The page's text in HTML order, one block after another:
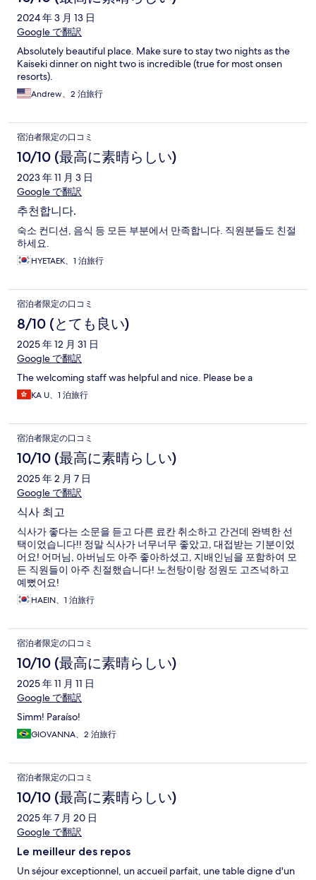
2024 年 3 月 13 日
Google で翻訳
Absolutely beautiful place. Make sure to stay two nights as the
Kaiseki dinner on night two is incredible (true for most onsen
resorts).
Andrew、2 泊旅行
宿泊者限定の口コミ
10/10 (最高に素晴らしい)
2023 年 11 月 3 日
Google で翻訳
추천합니다.
숙소 컨디션, 음식 등 모든 부분에서 만족합니다. 직원분들도 친절
하세요.
HYETAEK、1 泊旅行
宿泊者限定の口コミ
8/10 (とても良い)
2025 年 12 月 31 日
Google で翻訳
The welcoming staff was helpful and nice. Please be a
KA U、1 泊旅行
宿泊者限定の口コミ
10/10 (最高に素晴らしい)
2025 年 2 月 7 日
Google で翻訳
식사 최고
식사가 좋다는 소문을 듣고 다른 료칸 취소하고 간건데 완벽한 선
택이었습니다!! 정말 식사가 너무너무 좋았고, 대접받는 기분이었
어요! 어머님, 아버님도 아주 좋아하셨고, 지배인님을 포함하여 모
든 직원들이 아주 친절했습니다! 노천탕이랑 정원도 고즈넉하고
예뻤어요!
HAEIN、1 泊旅行
宿泊者限定の口コミ
10/10 (最高に素晴らしい)
2025 年 11 月 11 日
Google で翻訳
Simm! Paraíso!
GIOVANNA、2 泊旅行
宿泊者限定の口コミ
10/10 (最高に素晴らしい)
2025 年 7 月 20 日
Google で翻訳
Le meilleur des repos
Un séjour exceptionnel, un accueil parfait, une table digne d'un